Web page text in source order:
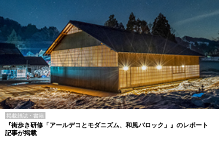
掲載雑誌・書籍
『街歩き研修「アールデコとモダニズム、和風バロック」』のレポート
記事が掲載